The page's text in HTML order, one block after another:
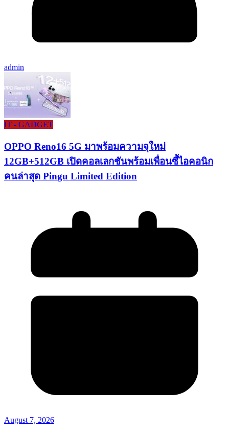
admin
IT - GADGET
OPPO Reno16 5G มาพร้อมความจุใหม่
12GB+512GB เปิดคอลเลกชันพร้อมเพื่อนซี้ไอคอนิก
คนล่าสุด Pingu Limited Edition
August 7, 2026